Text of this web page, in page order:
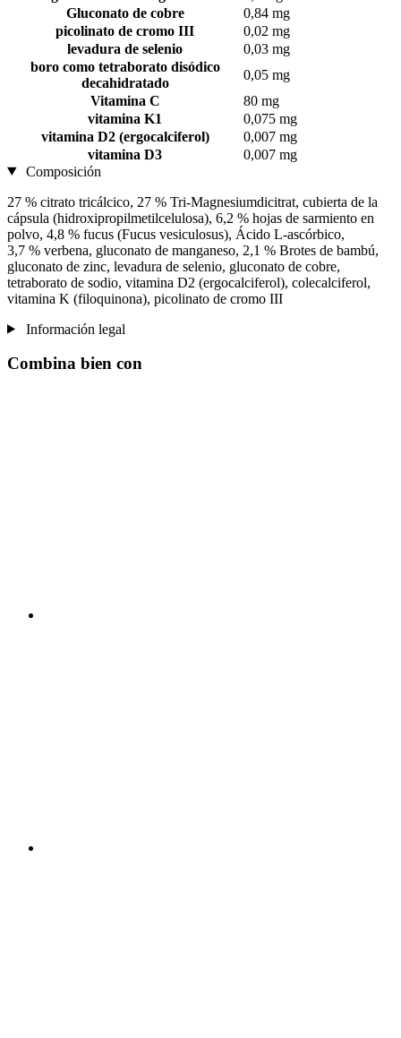
Gluconato de cobre
0,84 mg
picolinato de cromo III
0,02 mg
levadura de selenio
0,03 mg
boro como tetraborato disódico
decahidratado
0,05 mg
Vitamina C
80 mg
vitamina K1
0,075 mg
vitamina D2 (ergocalciferol)
0,007 mg
vitamina D3
0,007 mg
Composición
27 % citrato tricálcico, 27 % Tri-Magnesiumdicitrat, cubierta de la
cápsula (hidroxipropilmetilcelulosa), 6,2 % hojas de sarmiento en
polvo, 4,8 % fucus (Fucus vesiculosus), Ácido L-ascórbico,
3,7 % verbena, gluconato de manganeso, 2,1 % Brotes de bambú,
gluconato de zinc, levadura de selenio, gluconato de cobre,
tetraborato de sodio, vitamina D2 (ergocalciferol), colecalciferol,
vitamina K (filoquinona), picolinato de cromo III
Información legal
Combina bien con